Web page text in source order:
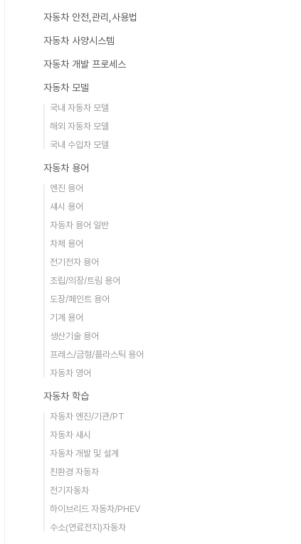
자동차 안전,관리,사용법
자동차 사양시스템
자동차 개발 프로세스
자동차 모델
국내 자동차 모델
해외 자동차 모델
국내 수입차 모델
자동차 용어
엔진 용어
섀시 용어
자동차 용어 일반
차체 용어
전기전자 용어
조립/의장/트림 용어
도장/페인트 용어
기계 용어
생산기술 용어
프레스/금형/플라스틱 용어
자동차 영어
자동차 학습
자동차 엔진/기관/PT
자동차 섀시
자동차 개발 및 설계
친환경 자동차
전기자동차
하이브리드 자동차/PHEV
수소(연료전지)자동차